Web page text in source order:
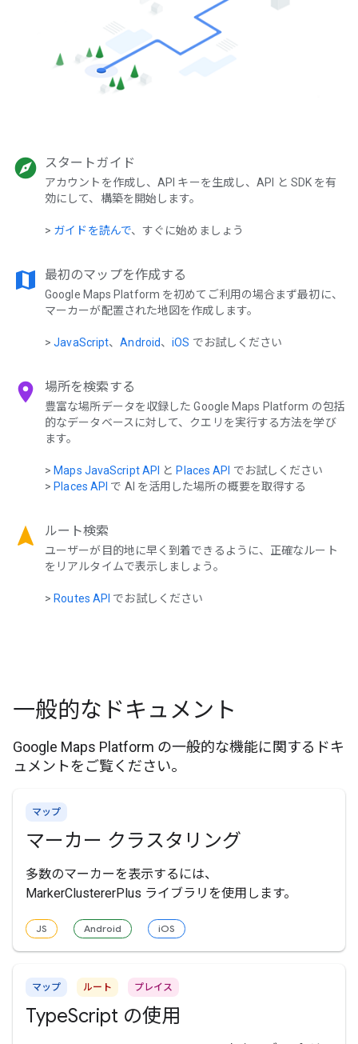
explore スタートガイド
アカウントを作成し、API キーを生成し、API と SDK を有
効にして、構築を開始します。
> ガイドを読んで、すぐに始めましょう
map 最初のマップを作成する
Google Maps Platform を初めてご利用の場合まず最初に、
マーカーが配置された地図を作成します。
>JavaScript、Android、iOS でお試しください
location_on 場所を検索する
豊富な場所データを収録した Google Maps Platform の包括
的なデータベースに対して、クエリを実行する方法を学び
ます。
>Maps JavaScript API とPlaces API でお試しください
>Places API で AI を活用した場所の概要を取得する
navigation ルート検索
ユーザーが目的地に早く到着できるように、正確なルート
をリアルタイムで表示しましょう。
>Routes API でお試しください
一般的なドキュメント
Google Maps Platform の一般的な機能に関するドキ
ュメントをご覧ください。
マップ
マーカー クラスタリング
多数のマーカーを表示するには、
MarkerClustererPlus ライブラリを使用します。
JS Android iOS
マップ ルート プレイス
TypeScript の使用